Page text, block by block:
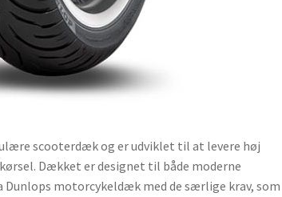
scooterdæk og er udviklet til at levere høj
Dækket er designet til både moderne
motorcykeldæk med de særlige krav, som